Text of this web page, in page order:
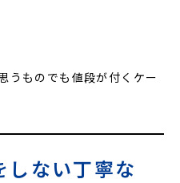
うものでも値段が付くケー
ない丁寧な